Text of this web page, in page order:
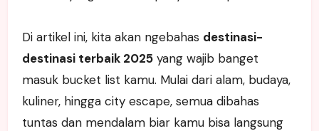
Di artikel ini, kita akan ngebahas destinasi-
destinasi terbaik 2025yang wajib banget
masuk bucket list kamu. Mulai dari alam, budaya,
kuliner, hingga city escape, semua dibahas
tuntas dan mendalam biar kamu bisa langsung